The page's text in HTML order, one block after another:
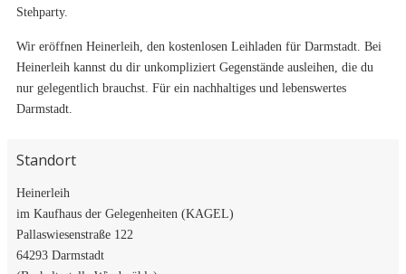
Stehparty.
Wir eröffnen Heinerleih, den kostenlosen Leihladen für Darmstadt. Bei
Heinerleih kannst du dir unkompliziert Gegenstände ausleihen, die du
nur gelegentlich brauchst. Für ein nachhaltiges und lebenswertes
Darmstadt.
Standort
Heinerleih
im Kaufhaus der Gelegenheiten (KAGEL)
Pallaswiesenstraße 122
64293 Darmstadt